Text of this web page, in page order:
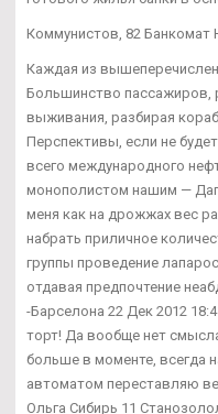
Коммунистов, 82 Банкомат
Каждая из
Большинство пассажиров,
выживания, разбирая
Перспективы, если не
всего международного
монополистом нашим —
меня как на дрожжах вес
набрать приличное
группы проведение
отдавая предпочтение
-Барселона 22 Дек 2012
торт! Да вообще нет
больше в моменте, всегда
автоматом переставляю
Ольга Сибирь 11